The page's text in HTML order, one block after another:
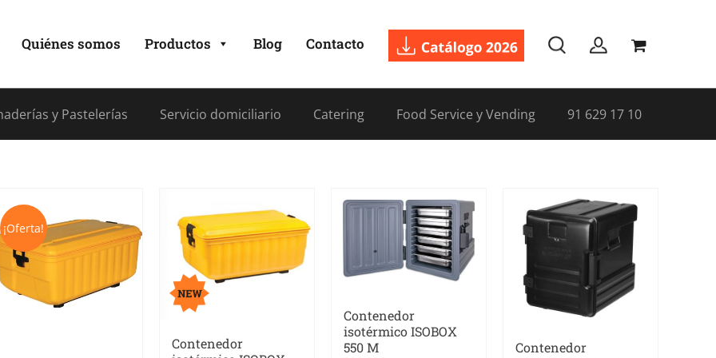
Quiénes somos Productos Blog Contacto
y Pastelerías Servicio domiciliario Catering Food Service y Vending 91 629 17 10
¡Oferta!
Contenedor
Contenedor
isotérmico ISOBOX
550 M
Contenedor